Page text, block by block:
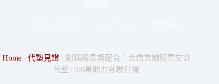
Home- 代墊見證- 劉媽媽長期配合：北信當舖股票交割
代墊1700萬助力實現目標